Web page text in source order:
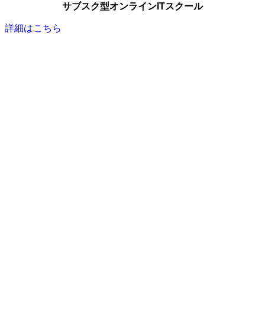
サブスク型オンラインITスクール
詳細はこちら